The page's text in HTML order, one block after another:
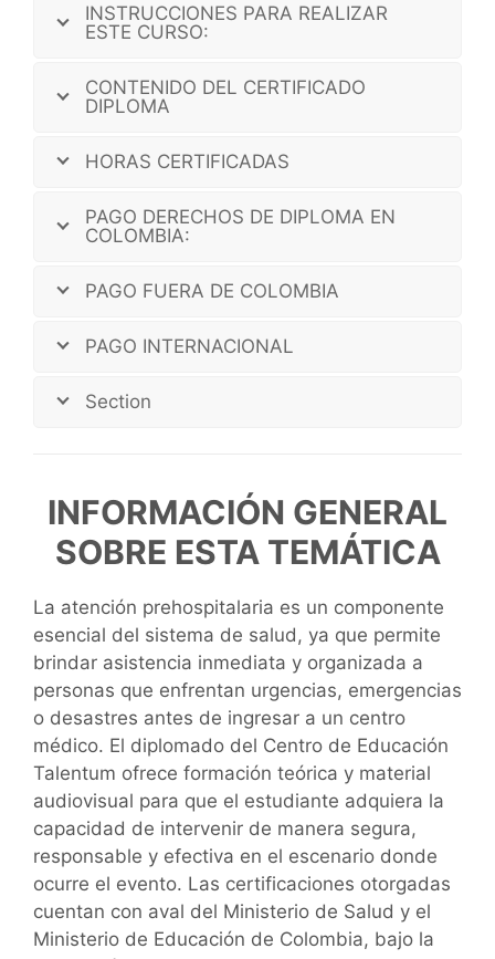
INSTRUCCIONES PARA REALIZAR
ESTE CURSO:
CONTENIDO DEL CERTIFICADO
DIPLOMA
HORAS CERTIFICADAS
PAGO DERECHOS DE DIPLOMA EN
COLOMBIA:
PAGO FUERA DE COLOMBIA
PAGO INTERNACIONAL
Section
INFORMACIÓN GENERAL
SOBRE ESTA TEMÁTICA
La atención prehospitalaria es un componente
esencial del sistema de salud, ya que permite
brindar asistencia inmediata y organizada a
personas que enfrentan urgencias, emergencias
o desastres antes de ingresar a un centro
médico. El diplomado del Centro de Educación
Talentum ofrece formación teórica y material
audiovisual para que el estudiante adquiera la
capacidad de intervenir de manera segura,
responsable y efectiva en el escenario donde
ocurre el evento. Las certificaciones otorgadas
cuentan con aval del Ministerio de Salud y el
Ministerio de Educación de Colombia, bajo la